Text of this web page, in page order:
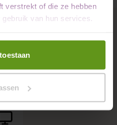
verstrekt of die ze hebben
van hun services.
bij